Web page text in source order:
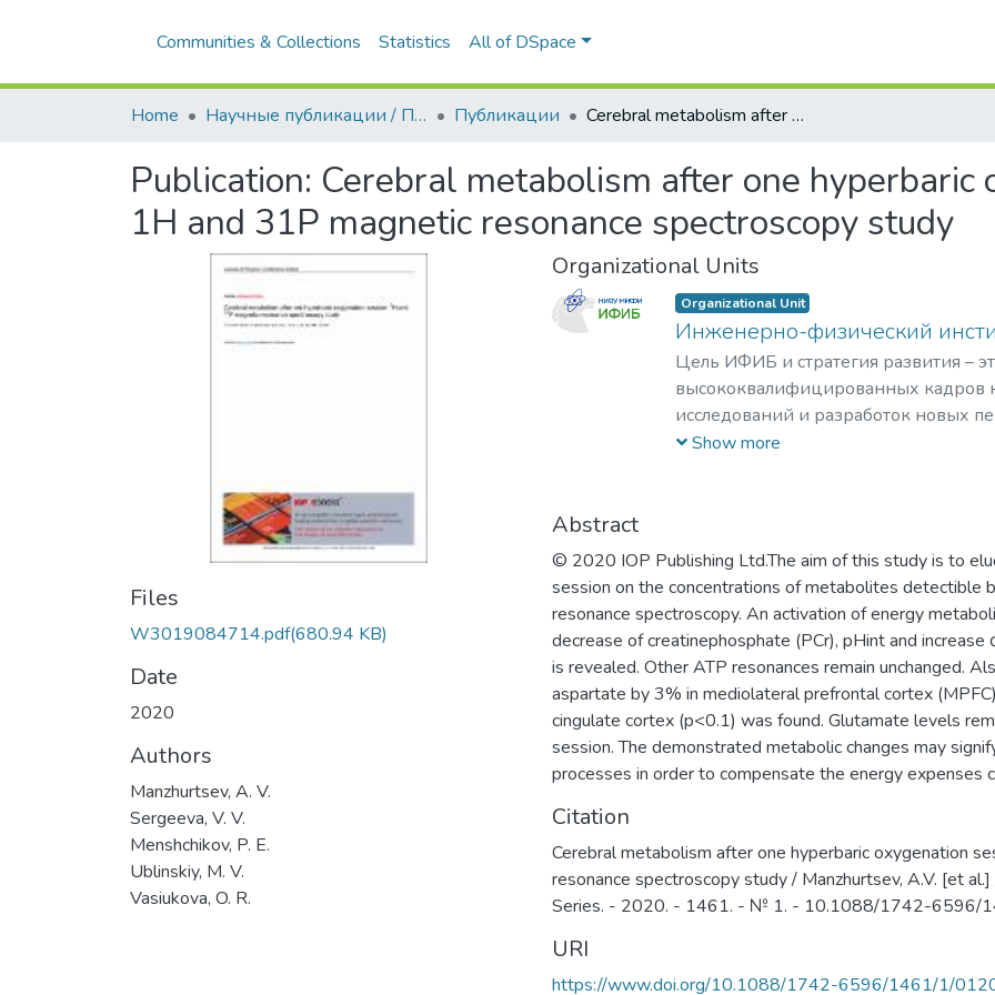
Communities & Collections Statistics All of DSpace
Home Научные публикации / Препринты Публикации Cerebral metabolism after one hyperbaric oxygenation session: 1H and 31P magnetic resonance spectroscopy study
Publication: Cerebral metabolism after one hyperbaric
1H and 31P magnetic resonance spectroscopy study
Files
W3019084714.pdf(680.94 KB)
Date
2020
Authors
Manzhurtsev, A. V.
Sergeeva, V. V.
Menshchikov, P. E.
Ublinskiy, M. V.
Vasiukova, O. R.
Organizational Units
Organizational Unit
Инженерно-физический
Цель ИФИБ и стратегия развития –
высококвалифицированных кадров
исследований и разработок новых
и материалов в области инженерно-
практикоориентированной задачи
диагностике и терапии на
значимых заболеваний человека.
Show more
Abstract
© 2020 IOP Publishing Ltd.The aim of this study is to
session on the concentrations of metabolites detectible
resonance spectroscopy. An activation of energy
decrease of creatinephosphate (PCr), pHint and
is revealed. Other ATP resonances remain unchanged.
aspartate by 3% in mediolateral prefrontal cortex
cingulate cortex (p<0.1) was found. Glutamate levels
session. The demonstrated metabolic changes may
processes in order to compensate the energy expenses
Citation
Cerebral metabolism after one hyperbaric oxygenation
resonance spectroscopy study / Manzhurtsev, A.V. [et al.]
Series. - 2020. - 1461. - № 1. - 10.1088/1742-6596/
URI
https://www.doi.org/10.1088/1742-6596/1461/1/